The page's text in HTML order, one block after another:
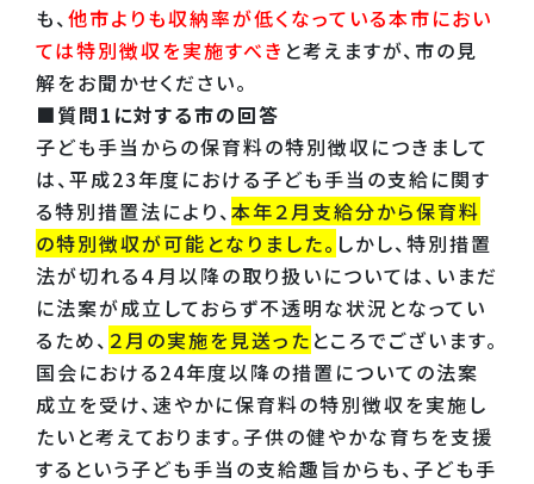
も、 他市よりも収納率が低くなっている本市におい
ては特別徴収を実施すべき と考えますが、市の見
解をお聞かせください。
■質問1に対する市の回答
子ども手当からの保育料の特別徴収につきまして
は、平成23年度における子ども手当の支給に関す
る特別措置法により、 本年２月支給分から保育料
の特別徴収が可能となりました。 しかし、特別措置
法が切れる４月以降の取り扱いについては、いまだ
に法案が成立しておらず不透明な状況となってい
るため、 ２月の実施を見送った ところでございます。
国会における24年度以降の措置についての法案
成立を受け、速やかに保育料の特別徴収を実施し
たいと考えております。子供の健やかな育ちを支援
するという子ども手当の支給趣旨からも、子ども手